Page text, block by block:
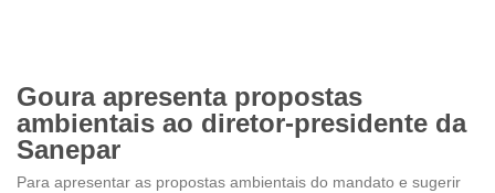
Goura apresenta propostas
ambientais ao diretor-presidente da
Sanepar
Para apresentar as propostas ambientais do mandato e sugerir